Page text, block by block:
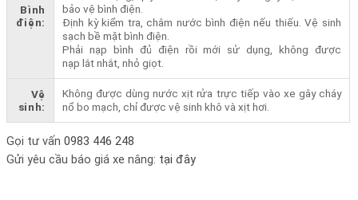
Bình
điện:
bảo vệ bình điện.
Định kỳ kiểm tra, châm nước bình điện nếu thiếu. Vệ sinh
sạch bề mặt bình điện.
Phải nạp bình đủ điện rồi mới sử dụng, không được
nạp lắt nhắt, nhỏ giọt.
Vệ
sinh:
Không được dùng nước xịt rửa trực tiếp vào xe gây cháy
nổ bo mạch, chỉ được vệ sinh khô và xịt hơi.
Gọi tư vấn 0983 446 248
Gửi yêu cầu báo giá xe nâng: tại đây